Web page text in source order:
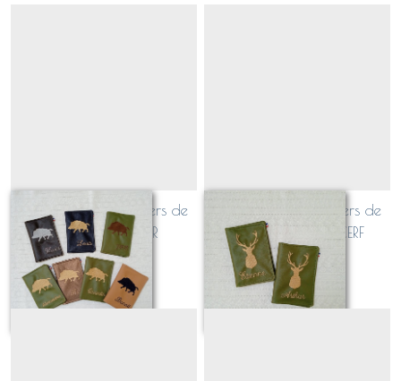
Etui pochette à papiers de
chasse SANGLIER
À partir de 30
Etui pochette à papiers de
chasse TROPHEE CERF
À partir de 30